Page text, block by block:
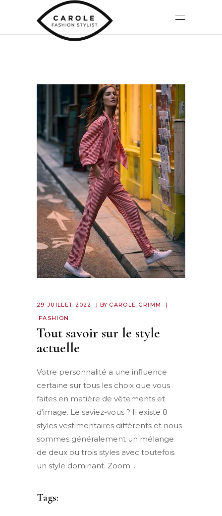
29 JUILLET 2022 BY CAROLE GRIMM
FASHION
Tout savoir sur le style
actuelle
Votre personnalité a une influence
certaine sur tous les choix que vous
faites en matière de vêtements et
d’image. Le saviez-vous ? Il existe 8
styles vestimentaires différents et nous
sommes généralement un mélange
de deux ou trois styles avec toutefois
un style dominant. Zoom
Tags: